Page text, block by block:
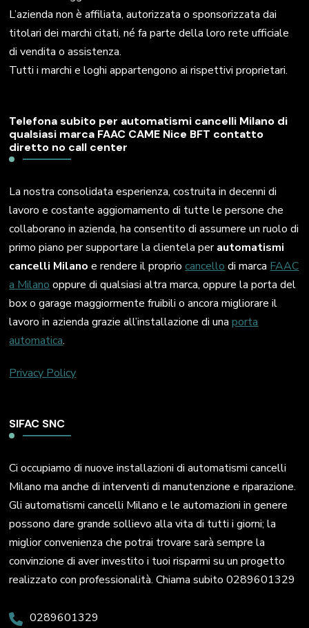
L’azienda non è affiliata, autorizzata o sponsorizzata dai
titolari dei marchi citati, né fa parte della loro rete ufficiale
di vendita o assistenza.
Tutti i marchi e loghi appartengono ai rispettivi proprietari.
Telefona subito per automatismi cancelli Milano di
qualsiasi marca FAAC CAME Nice BFT contatto
diretto no call center
La nostra consolidata esperienza, costruita in decenni di
lavoro e costante aggiornamento di tutte le persone che
collaborano in azienda, ha consentito di assumere un ruolo di
primo piano per supportare la clientela perautomatismi
cancelli Milano e rendere il propriocancello di marca FAAC
a Milano oppure di qualsiasi altra marca, oppure la porta del
box o garage maggiormente fruibili o ancora migliorare il
lavoro in azienda grazie all’installazione di unaporta
automatica.
Privacy Policy
SIFAC SNC
Ci occupiamo di nuove installazioni di automatismi cancelli
Milano ma anche di interventi di manutenzione e riparazione.
Gli automatismi cancelli Milano e le automazioni in genere
possono dare grande sollievo alla vita di tutti i giorni; la
miglior convenienza che potrai trovare sarà sempre la
convinzione di aver investito i tuoi risparmi su un progetto
realizzato con professionalità. Chiama subito 0289601329
0289601329